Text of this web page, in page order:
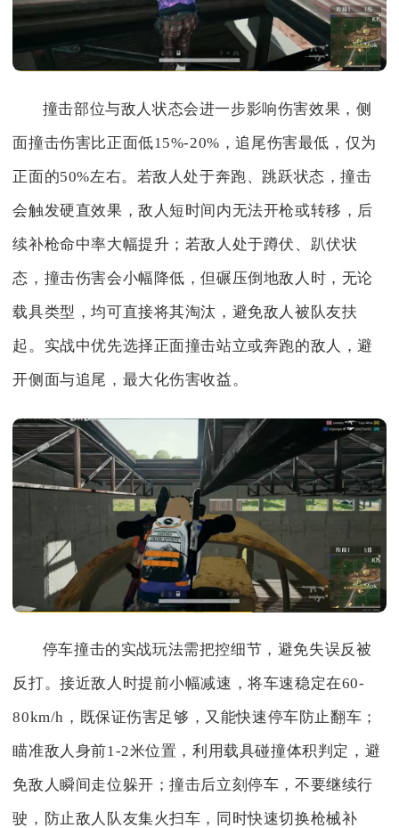
撞击部位与敌人状态会进一步影响伤害效果，侧
面撞击伤害比正面低15%-20%，追尾伤害最低，仅为
正面的50%左右。若敌人处于奔跑、跳跃状态，撞击
会触发硬直效果，敌人短时间内无法开枪或转移，后
续补枪命中率大幅提升；若敌人处于蹲伏、趴伏状
态，撞击伤害会小幅降低，但碾压倒地敌人时，无论
载具类型，均可直接将其淘汰，避免敌人被队友扶
起。实战中优先选择正面撞击站立或奔跑的敌人，避
开侧面与追尾，最大化伤害收益。
停车撞击的实战玩法需把控细节，避免失误反被
反打。接近敌人时提前小幅减速，将车速稳定在60-
80km/h，既保证伤害足够，又能快速停车防止翻车；
瞄准敌人身前1-2米位置，利用载具碰撞体积判定，避
免敌人瞬间走位躲开；撞击后立刻停车，不要继续行
驶，防止敌人队友集火扫车，同时快速切换枪械补